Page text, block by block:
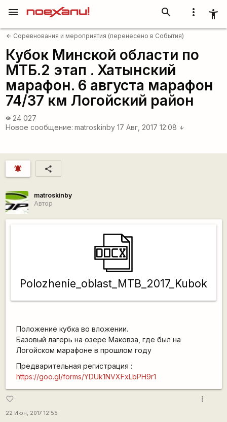
more_vert accessibility_new
search
menu
arrow_back Соревнования и мероприятия (перенесено в События)
Кубок Минской области по
МТБ.2 этап . Хатынский
марафон. 6 августа марафон
74/37 км Логойский район
visibility 24 027
Новое сообщение: matroskinby 17 Авг, 2017 12:08 arrow_downward
notifications_active share
matroskinby
Автор
Polozhenie_oblast_MTB_2017_Kubok
Положение кубка во вложении.
Базовый лагерь на озере Маковза, где был на
Логойском марафоне в прошлом году
Предварительная регистрация :
https://goo.gl/forms/YDUk1NVXFxLbPH9r1
favorite_border
22 Июн, 2017 12:55
more_vert